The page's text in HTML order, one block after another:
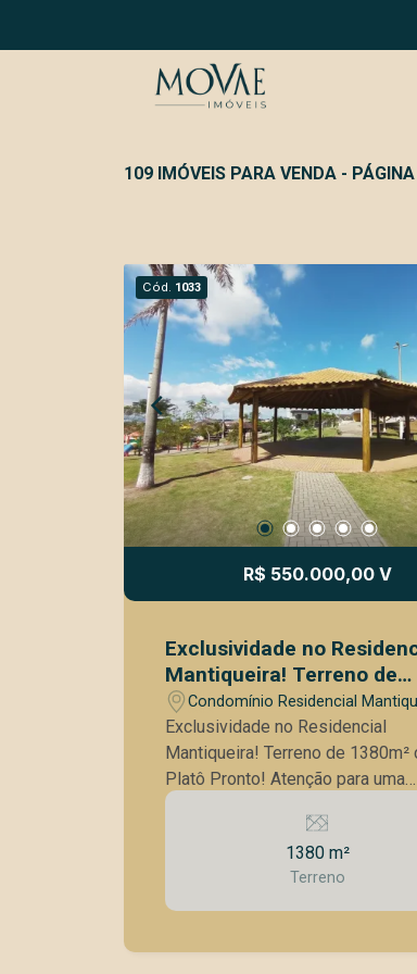
109 IMÓVEIS PARA VENDA -
Cód. 1033
R$ 550.000,00 V
Exclusividade no
Mantiqueira! Terreno de
1380m² com Platô Pronto!
Condomínio Residencial
São José dos Campos/SP
Exclusividade no Residencial
Mantiqueira! Terreno de 1380m²
Platô Pronto! Atenção para uma
oportunidade INCOMPARÁVEL no
cobiçado Residencial
São José dos Campos!
um magnífico terreno com
impressionantes 1380m², com o
1380 m²
Terreno